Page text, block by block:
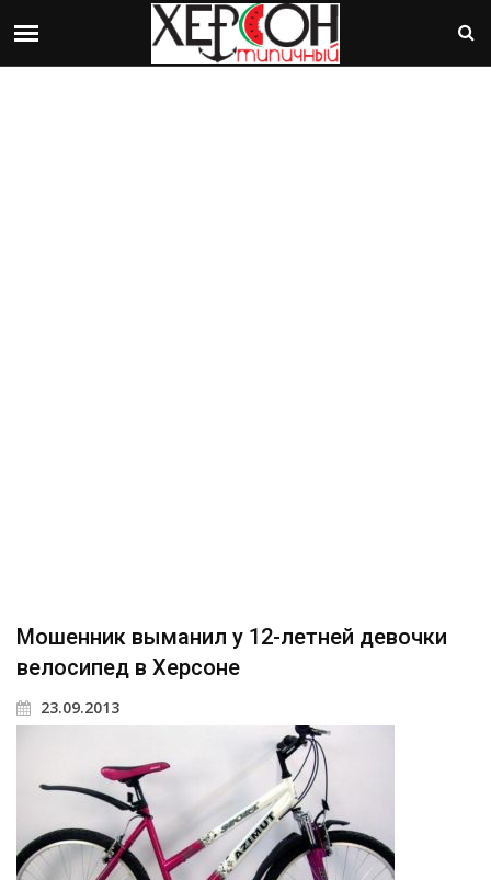
Мошенник выманил у 12-летней девочки
велосипед в Херсоне
23.09.2013